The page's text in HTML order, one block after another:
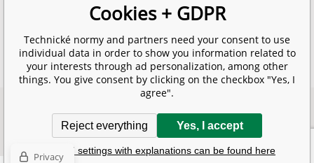
info@technickenormy.cz
obchod@technickenormy.cz
Telefon:
+420 377 387 684
SITEMAP
Ecommerce solutionsBINARGON.cz
Cookies + GDPR
Technické normy and partners need your consent to use
individual data in order to show you information related to
your interests through ad personalization, among other
things. You give consent by clicking on the checkbox "Yes, I
agree".
Reject everything Yes, I accept
Detailed settings with explanations can be found here
Privacy